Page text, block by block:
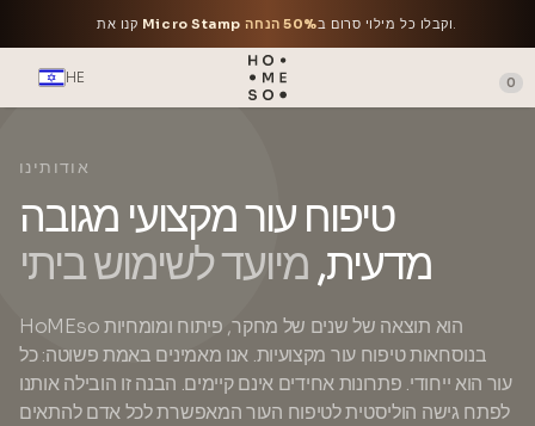
Micro Stamp וקבלו כל מילוי סרום ב50% הנחה .
HE 0
אודותינו
טיפוח עור מקצועי מגובה
מדעית, מיועד לשימוש ביתי
HoMEso הוא תוצאה של שנים של מחקר, פיתוח ומומחיות
בנוסחאות טיפוח עור מקצועיות. אנו מאמינים באמת פשוטה: כל
עור הוא ייחודי. פתרונות אחידים אינם קיימים. הבנה זו הובילה אותנו
לפתח גישה הוליסטית לטיפוח העור המאפשרת לכל אדם להתאים